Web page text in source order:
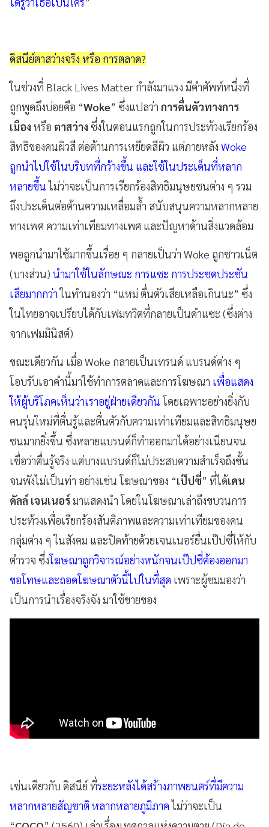
ดิสนีย์ตาสว่างจริง หรือ การตลาด?
ในช่วงที่ Black Lives Matter กำลังมาแรง มีคำศัพท์หนึ่งที่
ถูกพูดถึงบ่อยคือ “Woke” ซึ่งแปลว่า การตื่นตัวทางการ
เมือง หรือ ตาสว่าง ซึ่งในตอนแรกถูกในการประท้วงเรียกร้อง
สิทธิของคนผิวสี ต่อต้านการเหยียดสีผิว แต่ภายหลัง Woke
ถูกนำไปใช้ในบริบทที่กว้างขึ้น และใช้ในประเด็นที่หลาก
หลายขึ้นไม่ว่าจะเป็นการเรียกร้องสิทธิมนุษยชนต่าง ๆ รวม
ถึงประเด็นต่อต้านความเหลื่อมล้ำ สนับสนุนความหลากหลาย
ทางเพศ ความเท่าเทียมทางเพศ และปัญหาด้านสิ่งแวดล้อม
พอถูกนำมาใช้มากขึ้นเรื่อย ๆ กลายเป็นว่า Woke ถูกชาวเน็ต
(บางส่วน) นำมาใช้ในลักษณะ การแซะ การประชดประชัน
เสียมากกว่าในทำนองว่า “แหม่ ตื่นตัวเสียเหลือเกินนะ” ซึ่ง
ในไทยอาจเปรียบได้กับเฟมทวิตที่กลายเป็นคำแซะ (ซึ่งต่าง
จากเฟมมินิสต์)
ขณะเดียวกัน เมื่อ Woke กลายเป็นเทรนด์ แบรนด์ต่าง ๆ
โอบรับเอาคำนี้มาใช้ทำการตลาดและการโฆษณา เพื่อแสดง
ให้ผู้บริโภคเห็นว่าเราอยู่ฝ่ายเดียวกันโดยเฉพาะอย่างยิ่งกับ
คนรุ่นใหม่ที่ตื่นรู้และตื่นตัวกับความเท่าเทียมและสิทธิมนุษย
ชนมากยิ่งขึ้น ซึ่งหลายแบรนด์ก็ทำออกมาได้อย่างเนียนจน
เชื่อว่าตื่นรู้จริง แต่บางแบรนด์ก็ไม่ประสบความสำเร็จถึงขั้น
จนพังไม่เป็นท่า อย่างเช่น โฆษณาของ “เป๊ปซี่” ที่ได้เคน
ดัลล์ เจนเนอร์มาแสดงนำ โดยในโฆษณาเล่าถึงขบวนการ
ประท้วงเพื่อเรียกร้องสันติภาพและความเท่าเทียมของคน
กลุ่มต่าง ๆ ในสังคม และปิดท้ายด้วยเจนเนอร์ยื่นเป๊ปซี่ให้กับ
ตำรวจ ซึ่งโฆษณาถูกวิจารณ์อย่างหนักจนเป๊ปซี่ต้องออกมา
ขอโทษและถอดโฆษณาตัวนี้ไปในที่สุด เพราะผู้ชมมองว่า
เป็นการนำเรื่องจริงจัง มาใช้ขายของ
เช่นเดียวกับ ดิสนีย์ ที่ระยะหลังได้สร้างภาพยนตร์ที่มีความ
หลากหลายสัญชาติ หลากหลายภูมิภาคไม่ว่าจะเป็น